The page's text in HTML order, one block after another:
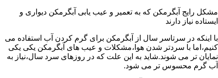
مشکل رایج آبگرمکن که به تعمیر و عیب یابی آبگرمکن دیواری و
ایستاده نیاز دارند
با اینکه در سرتاسر سال از آبگرمکن برای گرم کردن آب استفاده می
کنیم،اما با سردتر شدن هوا،مشکلات و عیب های آبگرمکن یکی یکی
نمایان تر می شوند.شاید به این علت که در روزهای سرد سال،نیاز به
آب گرم محسوس تر می شود.